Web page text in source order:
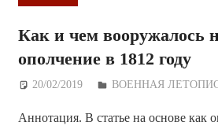
Как и чем вооружалось
ополчение в 1812 году
20/02/2019 Дежурный по
ВОЕННАЯ
Аннотация. В статье на основе как